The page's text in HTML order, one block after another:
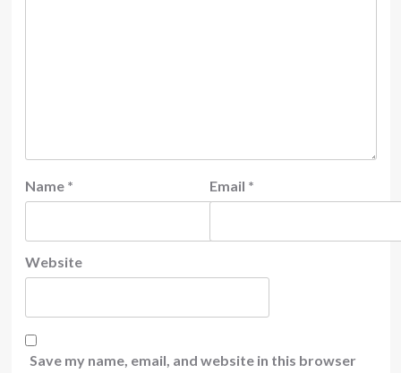
Name * Email *
Website
Save my name, email, and website in this browser